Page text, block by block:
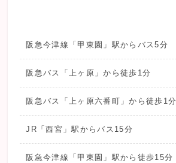
阪急今津線「甲東園」駅からバス5分
阪急バス「上ヶ原」から徒歩1分
阪急バス「上ヶ原六番町」から徒歩1分
JR「西宮」駅からバス15分
阪急今津線「甲東園」駅から徒歩15分